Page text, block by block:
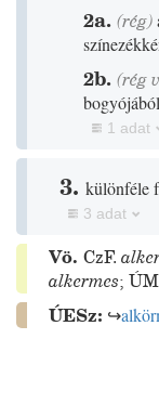
2a. (rég)
2b. (rég
1 adat
3. különféle
3 adat
Vö. CzF.
alkermes;
ÚESz: ↪